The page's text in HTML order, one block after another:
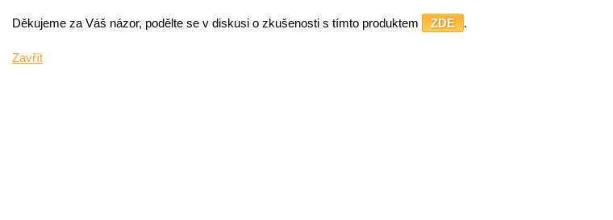
Děkujeme za Váš názor, podělte se v diskusi o zkušenosti s tímto produktem ZDE .
Zavřít